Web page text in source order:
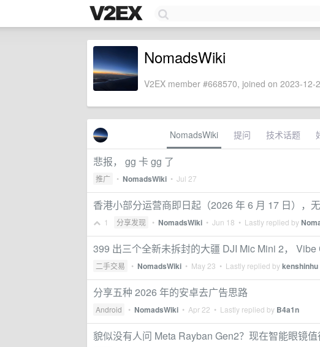
NomadsWiki
V2EX member #668570, joined on 2023-12-
NomadsWiki 提问 技术话题
悲报， gg 卡 gg 了
推广 • NomadsWiki • Jul 27
香港小部分运营商即日起（2026 年 6 月 17 日），
1 分享发现 • NomadsWiki • Jun 18 • Lastly replied by
399 出三个全新未拆封的大疆 DJI Mic Mini 2，
二手交易 • NomadsWiki • May 23 • Lastly replied bykenshinhu
分享五种 2026 年的安卓去广告思路
Android • NomadsWiki • Apr 22 • Lastly replied by B4a1n
貌似没有人问 Meta Rayban Gen2？现在智能眼镜值